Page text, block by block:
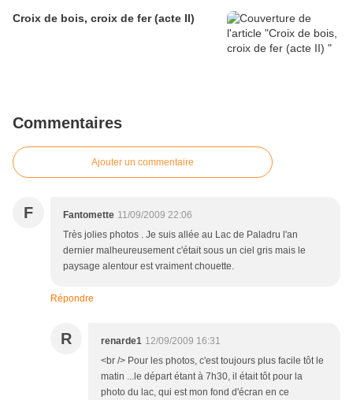
Croix de bois, croix de fer (acte II)
Commentaires
Ajouter un commentaire
F Fantomette 11/09/2009 22:06
Très jolies photos . Je suis allée au Lac de Paladru l'an
dernier malheureusement c'était sous un ciel gris mais le
paysage alentour est vraiment chouette.
Répondre
R renarde1 12/09/2009 16:31
<br /> Pour les photos, c'est toujours plus facile tôt le
matin ...le départ étant à 7h30, il était tôt pour la
photo du lac, qui est mon fond d'écran en ce